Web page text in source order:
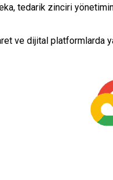
tedarik zinciri
ve dijital platformlarda